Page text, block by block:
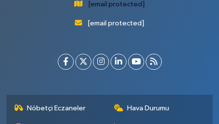
[email protected]
[email protected]
Nöbetçi Eczaneler Hava Durumu